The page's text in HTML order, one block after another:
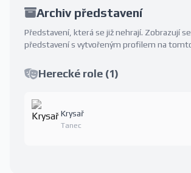
Archiv představení
Představení, která se již nehrají. Zobrazují
představení s vytvořeným profilem na
Herecké role (1)
Krysař
Tanec